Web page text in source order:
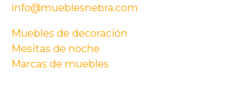
info@mueblesnebra.com
Muebles de decoración
Mesitas de noche
Marcas de muebles